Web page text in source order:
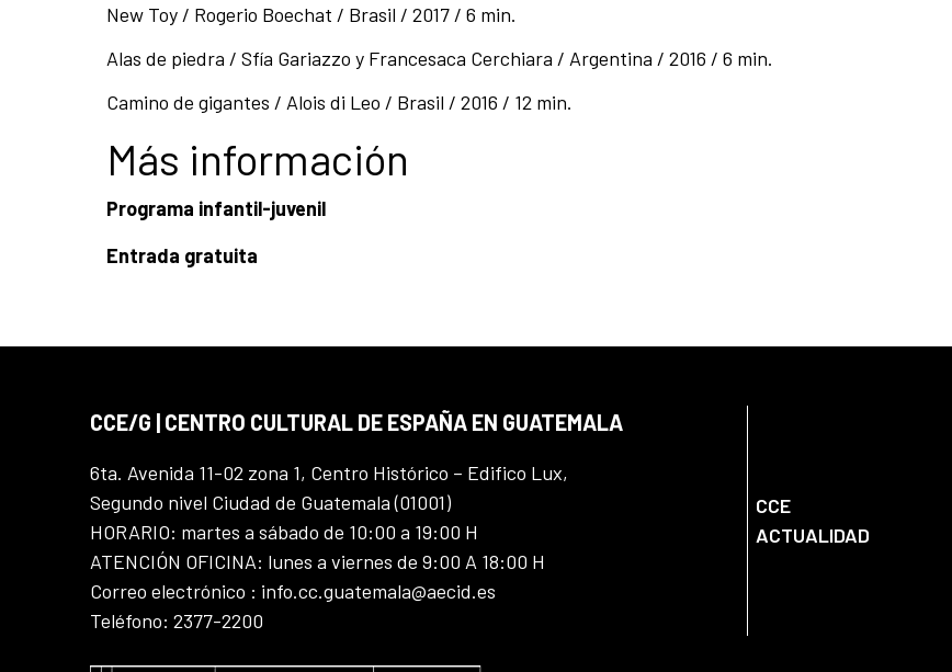
New Toy / Rogerio Boechat / Brasil / 2017 / 6 min.
Alas de piedra / Sfía Gariazzo y Francesaca Cerchiara / Argentina / 2016 / 6 min.
Camino de gigantes / Alois di Leo / Brasil / 2016 / 12 min.
Más información
Programa infantil-juvenil
Entrada gratuita
CCE/G | CENTRO CULTURAL DE ESPAÑA EN GUATEMALA
6ta. Avenida 11-02 zona 1, Centro Histórico – Edifico Lux,
Segundo nivel Ciudad de Guatemala (01001)
HORARIO: martes a sábado de 10:00 a 19:00 H
ATENCIÓN OFICINA: lunes a viernes de 9:00 A 18:00 H
Correo electrónico : info.cc.guatemala@aecid.es
Teléfono: 2377-2200
CCE
ACTUALIDAD